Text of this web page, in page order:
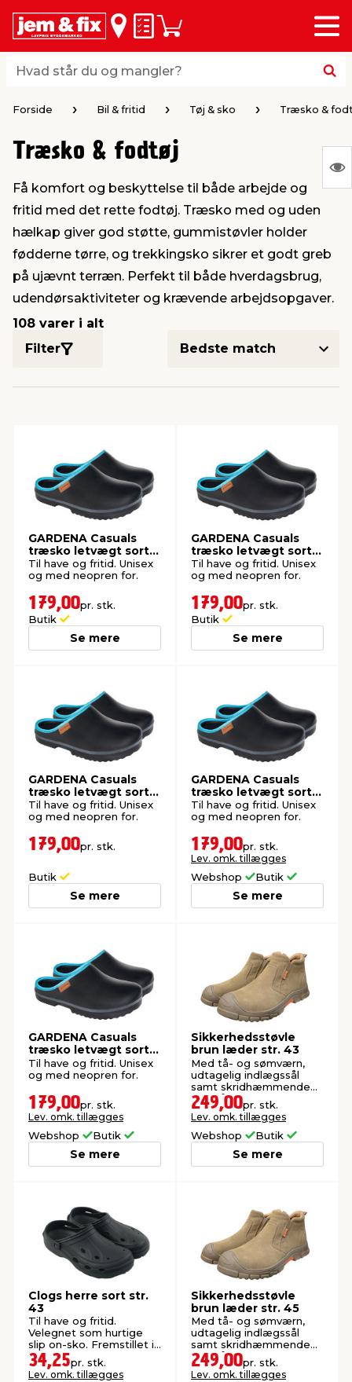
Hvad står du og mangler?
Hvad står du og mangler?
Huskeseddel
Indkøbskurv
Menu
& vægge
vinduer
brædder
& ukrudt
& varme
& ophæng
& opbevaring
& persienner
& standere
& syltning
& armatur
& ventilation
kloak
Home
& kemikalier
& fugemasse
af værktøj
maskiner
& spande
underholdning
Forside Bil & fritid Tøj & sko Træsko &
Træsko & fodtøj
Få komfort og beskyttelse til både arbejde og
fritid med det rette fodtøj. Træsko med og uden
hælkap giver god støtte, gummistøvler holder
fødderne tørre, og trekkingsko sikrer et godt greb
på ujævnt terræn. Perfekt til både hverdagsbrug,
udendørsaktiviteter og krævende arbejdsopgaver.
108 varer i alt
Filter
GARDENA Casuals
træsko letvægt sort
str. 39
Til have og fritid. Unisex
og med neopren for.
179,00pr. stk.
Butik
Se mere
GARDENA Casuals
træsko letvægt sort -
str. 46
Til have og fritid. Unisex
og med neopren for.
179,00pr. stk.
Butik
Se mere
GARDENA Casuals
træsko letvægt sort
str. 41
Til have og fritid. Unisex
og med neopren for.
179,00pr. stk.
Butik
Se mere
GARDENA Casuals
træsko letvægt sort
str. 40
Til have og fritid. Unisex
og med neopren for.
179,00pr. stk.
Lev. omk. tillægges
Webshop Butik
Se mere
GARDENA Casuals
træsko letvægt sort
str. 38
Til have og fritid. Unisex
og med neopren for.
179,00pr. stk.
Lev. omk. tillægges
Webshop Butik
Se mere
Sikkerhedsstøvle
brun læder str. 43
Med tå- og sømværn,
udtagelig indlægssål
samt skridhæmmende
ydersål. Ægte ruskind.
249,00pr. stk.
Lev. omk. tillægges
Webshop Butik
Se mere
Clogs herre sort str.
43
Til have og fritid.
Velegnet som hurtige
slip on-sko. Fremstillet i
EVA.
34,25pr. stk.
Lev. omk. tillægges
Sikkerhedsstøvle
brun læder str. 45
Med tå- og sømværn,
udtagelig indlægssål
samt skridhæmmende
ydersål. Ægte ruskind.
249,00pr. stk.
Lev. omk. tillægges